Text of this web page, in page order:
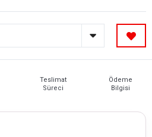
Teslimat
Süreci
Ödeme
Bilgisi